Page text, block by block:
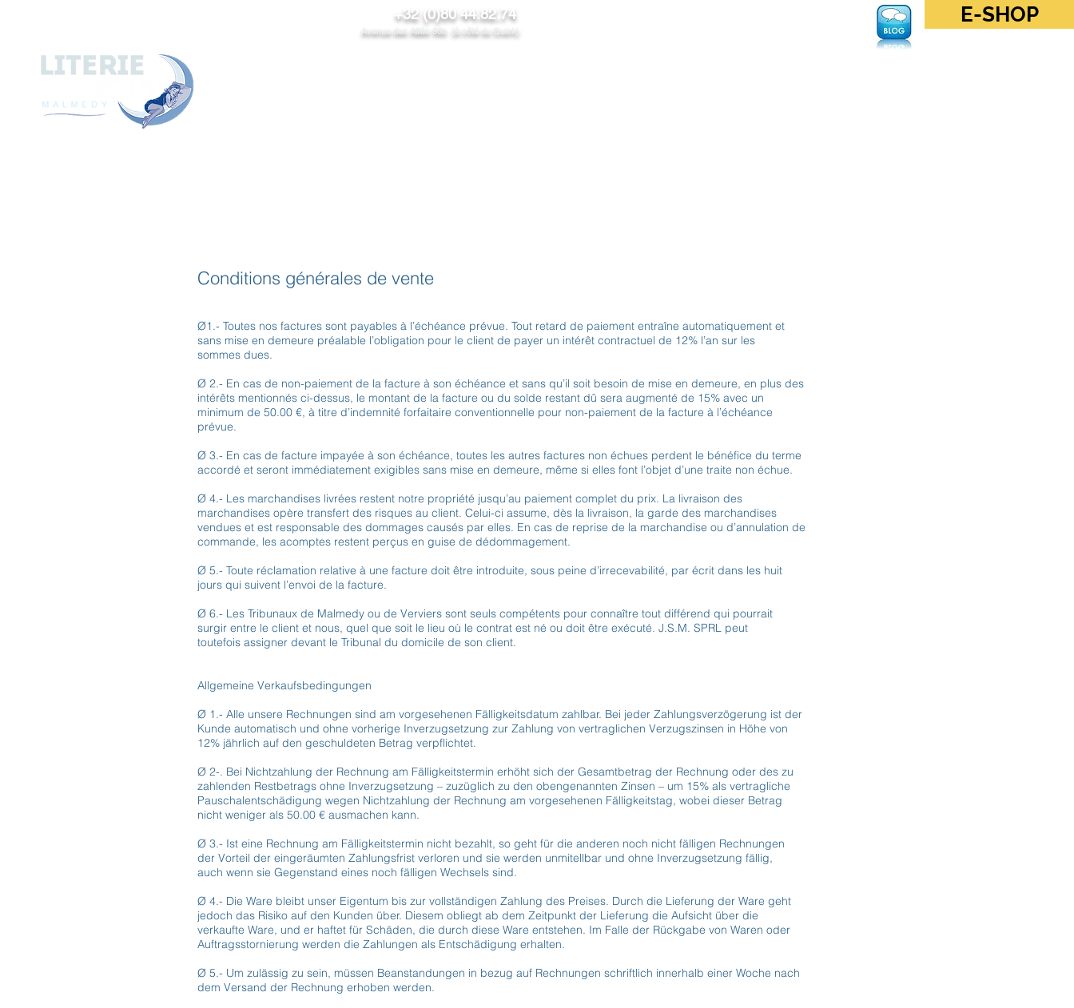
E-SHOP
+32 (0)80 44.82.74
Avenue des Alliés 98b (à côté du Quick)
Conditions générales de vente
Ø1.- Toutes nos factures sont payables à l’échéance prévue. Tout retard de paiement entraîne automatiquement et
sans mise en demeure préalable l’obligation pour le client de payer un intérêt contractuel de 12% l’an sur les
sommes dues.
Ø 2.- En cas de non-paiement de la facture à son échéance et sans qu’il soit besoin de mise en demeure, en plus des
intérêts mentionnés ci-dessus, le montant de la facture ou du solde restant dû sera augmenté de 15% avec un
minimum de 50.00 €, à titre d’indemnité forfaitaire conventionnelle pour non-paiement de la facture à l’échéance
prévue.
Ø 3.- En cas de facture impayée à son échéance, toutes les autres factures non échues perdent le bénéfice du terme
accordé et seront immédiatement exigibles sans mise en demeure, même si elles font l’objet d’une traite non échue.
Ø 4.- Les marchandises livrées restent notre propriété jusqu’au paiement complet du prix. La livraison des
marchandises opère transfert des risques au client. Celui-ci assume, dès la livraison, la garde des marchandises
vendues et est responsable des dommages causés par elles. En cas de reprise de la marchandise ou d’annulation de
commande, les acomptes restent perçus en guise de dédommagement.
Ø 5.- Toute réclamation relative à une facture doit être introduite, sous peine d’irrecevabilité, par écrit dans les huit
jours qui suivent l’envoi de la facture.
Ø 6.- Les Tribunaux de Malmedy ou de Verviers sont seuls compétents pour connaître tout différend qui pourrait
surgir entre le client et nous, quel que soit le lieu où le contrat est né ou doit être exécuté. J.S.M. SPRL peut
toutefois assigner devant le Tribunal du domicile de son client.
Allgemeine Verkaufsbedingungen
Ø 1.- Alle unsere Rechnungen sind am vorgesehenen Fälligkeitsdatum zahlbar. Bei jeder Zahlungsverzögerung ist der
Kunde automatisch und ohne vorherige Inverzugsetzung zur Zahlung von vertraglichen Verzugszinsen in Höhe von
12% jährlich auf den geschuldeten Betrag verpflichtet.
Ø 2-. Bei Nichtzahlung der Rechnung am Fälligkeitstermin erhöht sich der Gesamtbetrag der Rechnung oder des zu
zahlenden Restbetrags ohne Inverzugsetzung – zuzüglich zu den obengenannten Zinsen – um 15% als vertragliche
Pauschalentschädigung wegen Nichtzahlung der Rechnung am vorgesehenen Fälligkeitstag, wobei dieser Betrag
nicht weniger als 50.00 € ausmachen kann.
Ø 3.- Ist eine Rechnung am Fälligkeitstermin nicht bezahlt, so geht für die anderen noch nicht fälligen Rechnungen
der Vorteil der eingeräumten Zahlungsfrist verloren und sie werden unmitellbar und ohne Inverzugsetzung fällig,
auch wenn sie Gegenstand eines noch fälligen Wechsels sind.
Ø 4.- Die Ware bleibt unser Eigentum bis zur vollständigen Zahlung des Preises. Durch die Lieferung der Ware geht
jedoch das Risiko auf den Kunden über. Diesem obliegt ab dem Zeitpunkt der Lieferung die Aufsicht über die
verkaufte Ware, und er haftet für Schäden, die durch diese Ware entstehen. Im Falle der Rückgabe von Waren oder
Auftragsstornierung werden die Zahlungen als Entschädigung erhalten.
Ø 5.- Um zulässig zu sein, müssen Beanstandungen in bezug auf Rechnungen schriftlich innerhalb einer Woche nach
dem Versand der Rechnung erhoben werden.